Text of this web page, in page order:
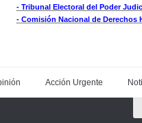
- Tribunal Electoral del Poder
- Comisión Nacional de Derechos
Acción Urgente